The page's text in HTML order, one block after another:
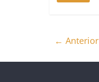
← Anterior